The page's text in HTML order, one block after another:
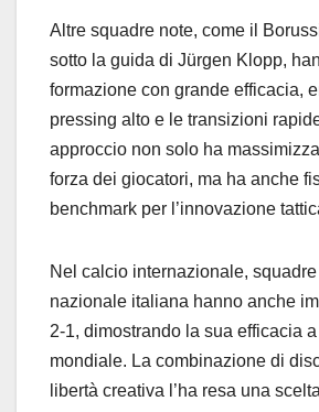
Altre squadre note, come il
sotto la guida di Jürgen Klopp,
formazione con grande efficacia,
pressing alto e le transizioni
approccio non solo ha
forza dei giocatori, ma ha anche
benchmark per l’innovazione
Nel calcio internazionale,
nazionale italiana hanno anche
2-1, dimostrando la sua efficacia
mondiale. La combinazione di
libertà creativa l’ha resa una